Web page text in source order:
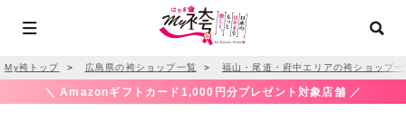
My袴トップ ＞ 広島県の袴ショップ一覧 ＞ 福山・尾道・府中エリアの袴ショップ一
＼ Amazonギフトカード1,000円分プレゼント対象店舗 ／